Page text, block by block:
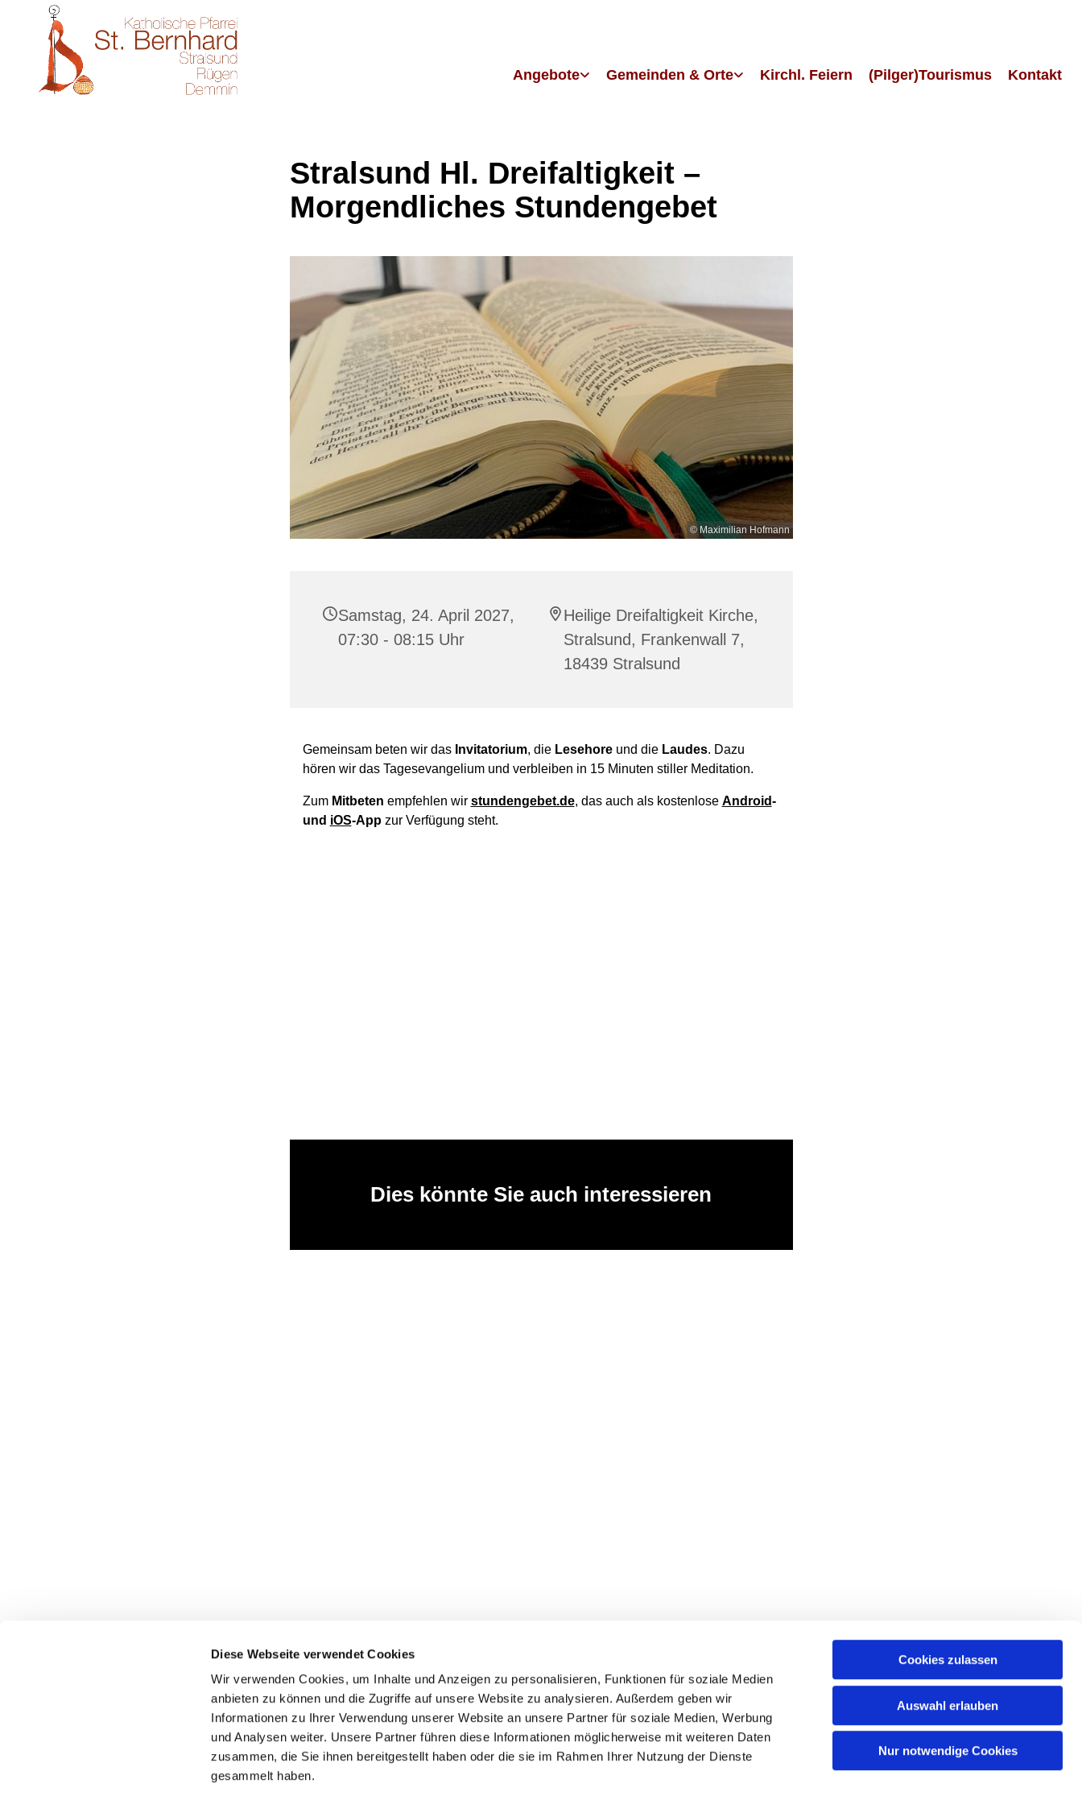
Diese Webseite verwendet Cookies
Wir verwenden Cookies, um Inhalte und Anzeigen zu personalisieren, Funktionen für soziale Medien
anbieten zu können und die Zugriffe auf unsere Website zu analysieren. Außerdem geben wir
Informationen zu Ihrer Verwendung unserer Website an unsere Partner für soziale Medien, Werbung
und Analysen weiter. Unsere Partner führen diese Informationen möglicherweise mit weiteren Daten
zusammen, die Sie ihnen bereitgestellt haben oder die sie im Rahmen Ihrer Nutzung der Dienste
gesammelt haben.
Cookies zulassen
Auswahl erlauben
Nur notwendige Cookies
Angebote Gemeinden & Orte Kirchl. Feiern (Pilger)Tourismus Kontakt
Stralsund Hl. Dreifaltigkeit –
Morgendliches Stundengebet
© Maximilian Hofmann
Samstag, 24. April 2027,
07:30 - 08:15 Uhr
Heilige Dreifaltigkeit Kirche,
Stralsund, Frankenwall 7,
18439 Stralsund
Gemeinsam beten wir das Invitatorium, die Lesehoreund die Laudes. Dazu
hören wir das Tagesevangelium und verbleiben in 15 Minuten stiller Meditation.
Zum Mitbeten empfehlen wir stundengebet.de, das auch als kostenlose Android-
und iOS-Appzur Verfügung steht.
Dies könnte Sie auch interessieren
Katholische Kirchengemeinde Pfarrei St. Bernhard Stralsund/Rügen/Demmin • Frankenstr. 39 • 18439 Stralsund
Hinweisgebersystem